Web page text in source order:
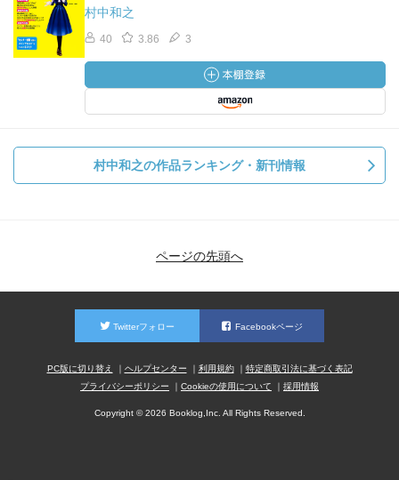
村中和之
40 3.86 3
村中和之の作品ランキング・新刊情報
ページの先頭へ
Twitterフォロー Facebookページ
PC版に切り替え ヘルプセンター 利用規約
特定商取引法に基づく表記
プライバシーポリシー
Cookieの使用について 採用情報
Copyright © 2026 Booklog,Inc. All Rights Reserved.